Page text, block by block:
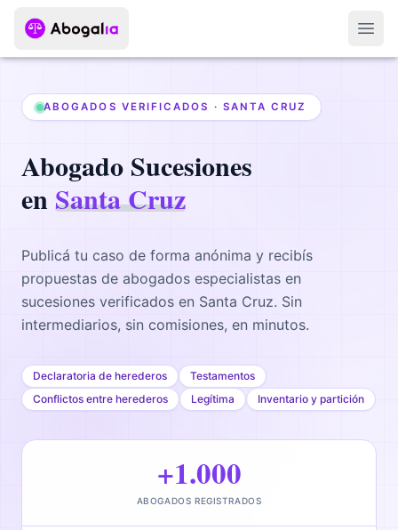
ABOGADOS VERIFICADOS · SANTA CRUZ
Abogado Sucesiones
enSanta Cruz
Publicá tu caso de forma anónima y recibís
propuestas de abogados especialistas en
sucesiones verificados en Santa Cruz. Sin
intermediarios, sin comisiones, en minutos.
Declaratoria de herederos
Testamentos
Conflictos entre herederos
Legítima Inventario y partición
+1.000
ABOGADOS REGISTRADOS